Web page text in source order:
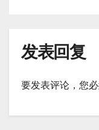
发表回复
要发表评论，您